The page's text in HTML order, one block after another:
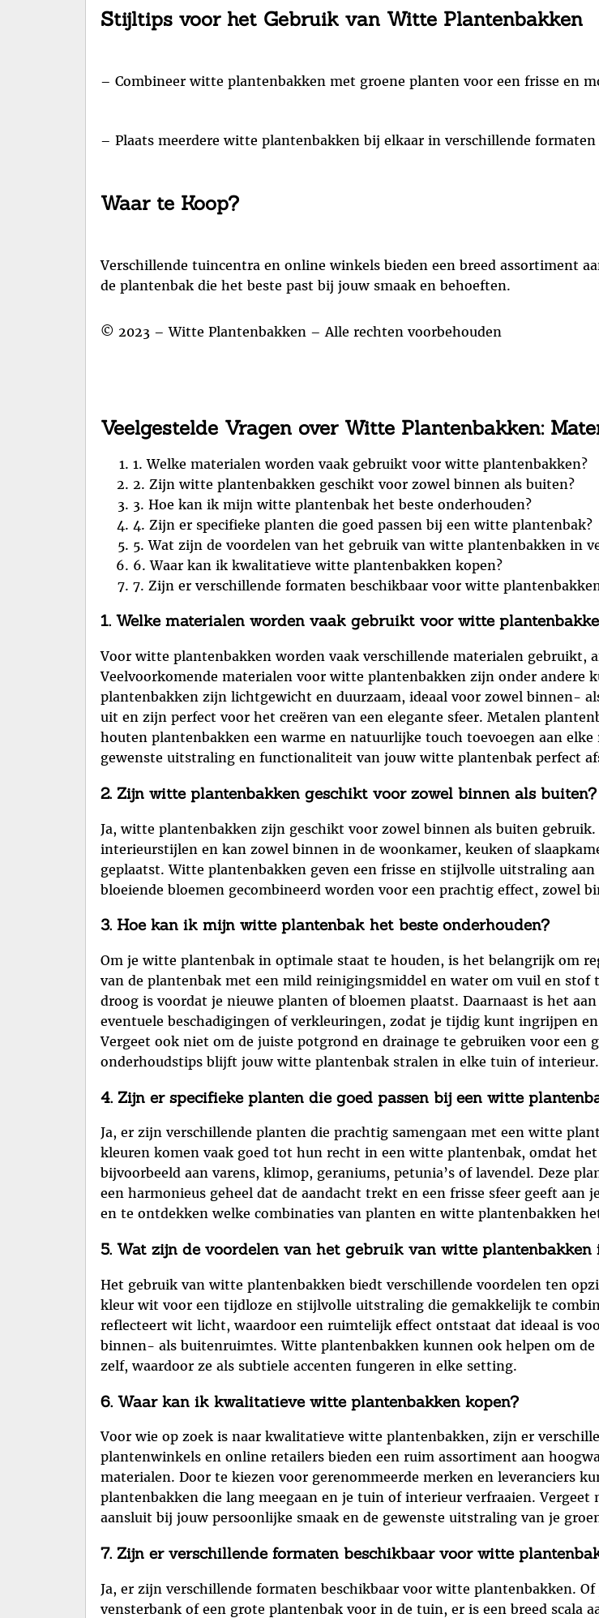
Stijltips voor het Gebruik van Witte Plantenbakken
– Combineer witte plantenbakken met groene planten voor een frisse en
– Plaats meerdere witte plantenbakken bij elkaar in verschillende formaten
Waar te Koop?
Verschillende tuincentra en online winkels bieden een breed assortiment
de plantenbak die het beste past bij jouw smaak en behoeften.
© 2023 – Witte Plantenbakken – Alle rechten voorbehouden
Veelgestelde Vragen over Witte Plantenbakken:
1. Welke materialen worden vaak gebruikt voor witte plantenbakken?
2. Zijn witte plantenbakken geschikt voor zowel binnen als buiten?
3. Hoe kan ik mijn witte plantenbak het beste onderhouden?
4. Zijn er specifieke planten die goed passen bij een witte plantenbak?
5. Wat zijn de voordelen van het gebruik van witte plantenbakken in
6. Waar kan ik kwalitatieve witte plantenbakken kopen?
7. Zijn er verschillende formaten beschikbaar voor witte
1. Welke materialen worden vaak gebruikt voor witte
Voor witte plantenbakken worden vaak verschillende materialen
Veelvoorkomende materialen voor witte plantenbakken zijn onder andere
plantenbakken zijn lichtgewicht en duurzaam, ideaal voor zowel binnen-
uit en zijn perfect voor het creëren van een elegante sfeer. Metalen
houten plantenbakken een warme en natuurlijke touch toevoegen aan
gewenste uitstraling en functionaliteit van jouw witte plantenbak perfect
2. Zijn witte plantenbakken geschikt voor zowel binnen als buiten?
Ja, witte plantenbakken zijn geschikt voor zowel binnen als buiten
interieurstijlen en kan zowel binnen in de woonkamer, keuken of
geplaatst. Witte plantenbakken geven een frisse en stijlvolle uitstraling
bloeiende bloemen gecombineerd worden voor een prachtig effect, zowel
3. Hoe kan ik mijn witte plantenbak het beste onderhouden?
Om je witte plantenbak in optimale staat te houden, is het belangrijk om
van de plantenbak met een mild reinigingsmiddel en water om vuil en
droog is voordat je nieuwe planten of bloemen plaatst. Daarnaast is het
eventuele beschadigingen of verkleuringen, zodat je tijdig kunt ingrijpen
Vergeet ook niet om de juiste potgrond en drainage te gebruiken voor een
onderhoudstips blijft jouw witte plantenbak stralen in elke tuin of interieur.
4. Zijn er specifieke planten die goed passen bij een witte
Ja, er zijn verschillende planten die prachtig samengaan met een witte
kleuren komen vaak goed tot hun recht in een witte plantenbak, omdat
bijvoorbeeld aan varens, klimop, geraniums, petunia’s of lavendel. Deze
een harmonieus geheel dat de aandacht trekt en een frisse sfeer geeft
en te ontdekken welke combinaties van planten en witte plantenbakken
5. Wat zijn de voordelen van het gebruik van witte
Het gebruik van witte plantenbakken biedt verschillende voordelen ten
kleur wit voor een tijdloze en stijlvolle uitstraling die gemakkelijk te
reflecteert wit licht, waardoor een ruimtelijk effect ontstaat dat ideaal is
binnen- als buitenruimtes. Witte plantenbakken kunnen ook helpen om
zelf, waardoor ze als subtiele accenten fungeren in elke setting.
6. Waar kan ik kwalitatieve witte plantenbakken kopen?
Voor wie op zoek is naar kwalitatieve witte plantenbakken, zijn er
plantenwinkels en online retailers bieden een ruim assortiment aan
materialen. Door te kiezen voor gerenommeerde merken en leveranciers
plantenbakken die lang meegaan en je tuin of interieur verfraaien.
aansluit bij jouw persoonlijke smaak en de gewenste uitstraling van je
7. Zijn er verschillende formaten beschikbaar voor witte
Ja, er zijn verschillende formaten beschikbaar voor witte plantenbakken.
vensterbank of een grote plantenbak voor in de tuin, er is een breed scala